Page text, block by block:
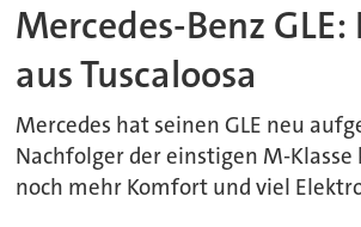
Mercedes-Benz
aus Tuscaloosa
Mercedes hat seinen GLE neu
Nachfolger der einstigen M-
noch mehr Komfort und viel